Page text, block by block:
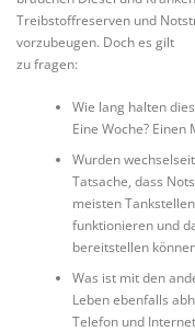
Treibstoffreserven und
vorzubeugen. Doch es gilt
zu fragen:
Wie lang halten
Eine Woche? Einen
Wurden
Tatsache, dass
meisten
funktionieren und
bereitstellen
Was ist mit den
Leben ebenfalls
Telefon und